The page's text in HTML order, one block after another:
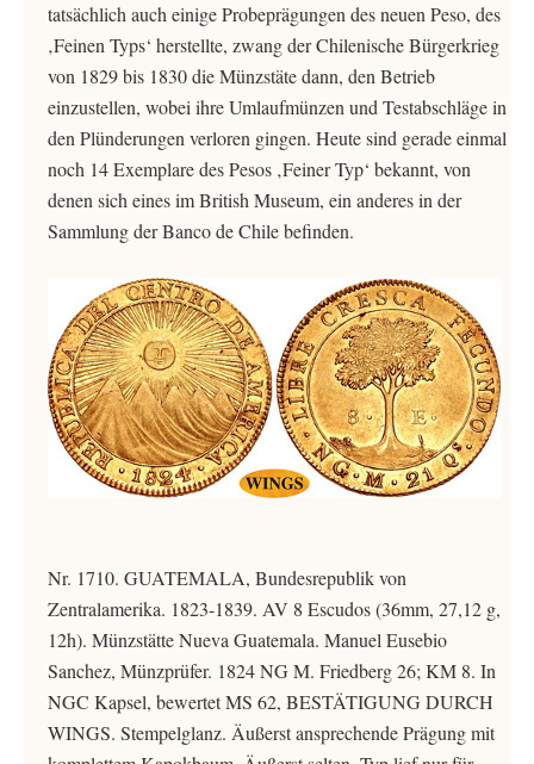
tatsächlich auch einige Probeprägungen des neuen Peso, des
‚Feinen Typs‘ herstellte, zwang der Chilenische Bürgerkrieg
von 1829 bis 1830 die Münzstäte dann, den Betrieb
einzustellen, wobei ihre Umlaufmünzen und Testabschläge in
den Plünderungen verloren gingen. Heute sind gerade einmal
noch 14 Exemplare des Pesos ‚Feiner Typ‘ bekannt, von
denen sich eines im British Museum, ein anderes in der
Sammlung der Banco de Chile befinden.
Nr. 1710. GUATEMALA, Bundesrepublik von
Zentralamerika. 1823-1839. AV 8 Escudos (36mm, 27,12 g,
12h). Münzstätte Nueva Guatemala. Manuel Eusebio
Sanchez, Münzprüfer. 1824 NG M. Friedberg 26; KM 8. In
NGC Kapsel, bewertet MS 62, BESTÄTIGUNG DURCH
WINGS. Stempelglanz. Äußerst ansprechende Prägung mit